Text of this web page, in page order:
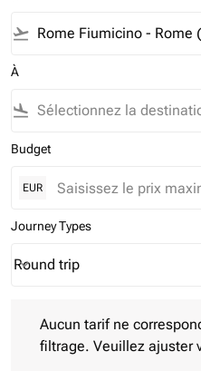
flight_takeoff
À
flight_land
Budget
EUR
Journey Types
Journey Types option Round
Round trip
keyboard_arrow_down
Aucun tarif ne
filtrage. Veuillez ajuster